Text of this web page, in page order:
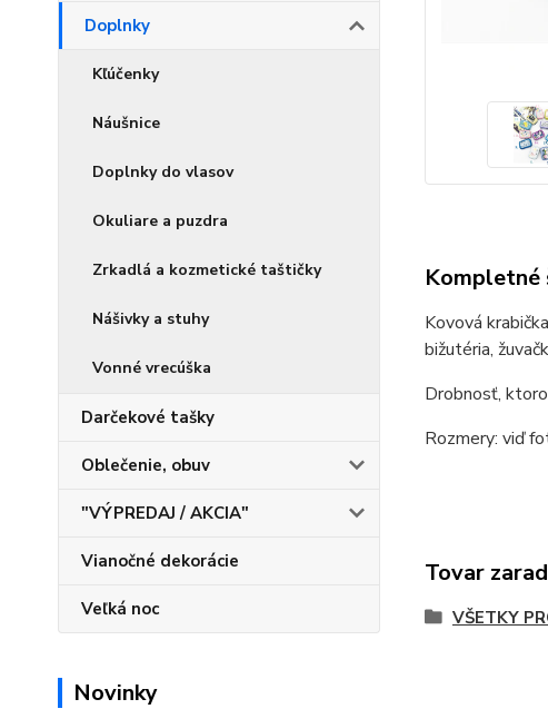
Doplnky
Kľúčenky
Náušnice
Doplnky do vlasov
Okuliare a puzdra
Zrkadlá a kozmetické taštičky
Nášivky a stuhy
Vonné vrecúška
Darčekové tašky
Oblečenie, obuv
"VÝPREDAJ / AKCIA"
Vianočné dekorácie
Veľká noc
Novinky
Kompletné
Kovová
bižutéria,
Drobnosť,
Rozmery: viď
Tovar
VŠETKY